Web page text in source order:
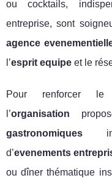
ou cocktails,
entreprise, sont
agence
l’esprit equipe et le
Pour renforcer
l’organisation
gastronomiques
d’evenements
ou dîner thématique